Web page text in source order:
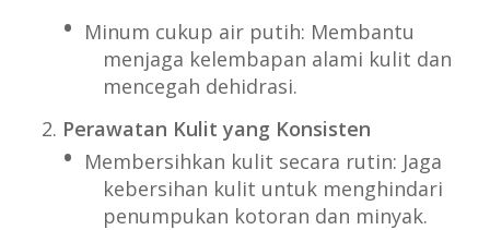
Minum cukup air putih: Membantu
menjaga kelembapan alami kulit dan
mencegah dehidrasi.
Perawatan Kulit yang Konsisten
Membersihkan kulit secara rutin: Jaga
kebersihan kulit untuk menghindari
penumpukan kotoran dan minyak.